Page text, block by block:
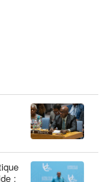
: